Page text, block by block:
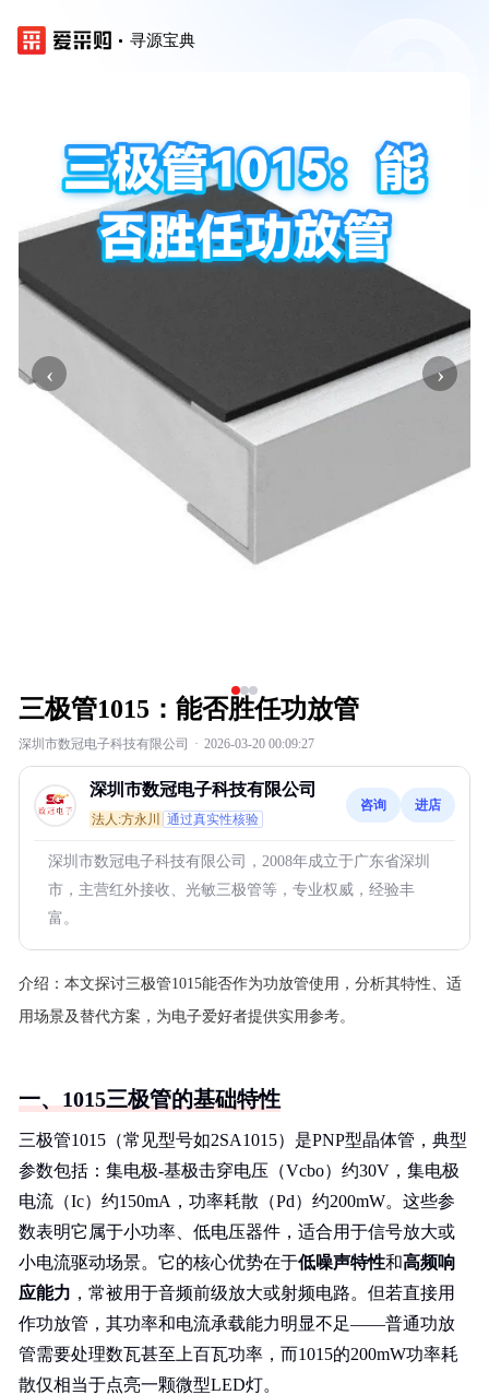
寻源宝典
‹ ›
三极管1015：能否胜任功放管
深圳市数冠电子科技有限公司 · 2026-03-20 00:09:27
深圳市数冠电子科技有限公司
法人:方永川 通过真实性核验
咨询 进店
深圳市数冠电子科技有限公司，2008年成立于广东省深圳
市，主营红外接收、光敏三极管等，专业权威，经验丰
富。
介绍： 本文探讨三极管1015能否作为功放管使用，分析其特性、适
用场景及替代方案，为电子爱好者提供实用参考。
一、1015三极管的基础特性
三极管1015（常见型号如2SA1015）是PNP型晶体管，典型
参数包括：集电极-基极击穿电压（Vcbo）约30V，集电极
电流（Ic）约150mA，功率耗散（Pd）约200mW。这些参
数表明它属于小功率、低电压器件，适合用于信号放大或
小电流驱动场景。它的核心优势在于低噪声特性和高频响
应能力 ，常被用于音频前级放大或射频电路。但若直接用
作功放管，其功率和电流承载能力明显不足——普通功放
管需要处理数瓦甚至上百瓦功率，而1015的200mW功率耗
散仅相当于点亮一颗微型LED灯。